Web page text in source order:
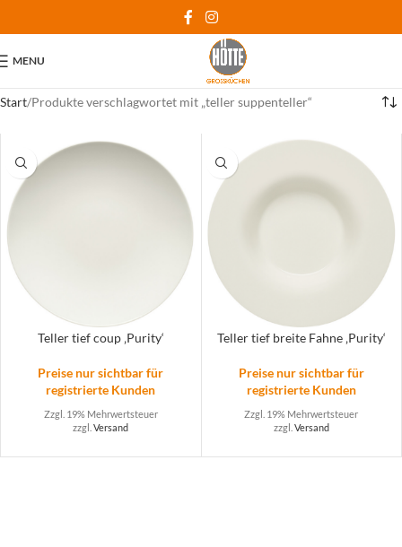
MENU
Start Produkte verschlagwortet mit „teller suppenteller“
Teller tief coup ‚Purity‘
Preise nur sichtbar für
registrierte Kunden
Zzgl. 19% Mehrwertsteuer
zzgl.Versand
Teller tief breite Fahne ‚Purity‘
Preise nur sichtbar für
registrierte Kunden
Zzgl. 19% Mehrwertsteuer
zzgl. Versand